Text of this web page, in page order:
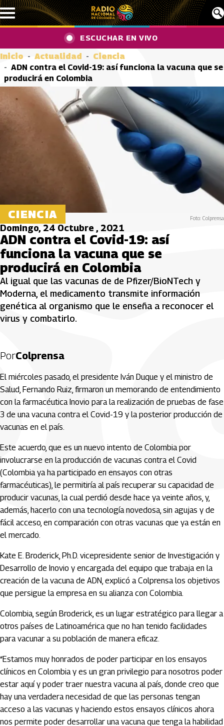
Pasar al contenido principal
ESCUCHAR EN VIVO
Inicio Actualidad
Ciencia
ADN contra el Covid-19: así funciona la vacuna que se
producirá en Colombia
CIENCIA Foto: Colprensa
Domingo, 24 Octubre , 2021
ADN contra el Covid-19: así
funciona la vacuna que se
producirá en Colombia
Al igual que las vacunas de de Pfizer/BioNTech y
Moderna, el medicamento transmite información
genética al organismo que le enseña a reconocer el
virus y combatirlo.
PorColprensa
El miércoles pasado, el presidente Iván Duque y el ministro de
Salud, Fernando Ruiz, firmaron un memorando de entendimiento
con la farmacéutica Inovio para la realización de pruebas de fase
3 de una vacuna contra el Covid-19 y la posterior producción de
vacunas en el país.
Este acuerdo, que es un nuevo intento de Colombia por
involucrarse en la producción de vacunas contra el Covid
(Colombia ya ha participado en ensayos con otras
farmacéuticas), le permitiría al país recuperar su capacidad de
producir vacunas, la cual perdió desde hace ya veinte años, y,
además, hacerlo con una tecnología novedosa, sin agujas y de
fácil acceso, en comparación con otras vacunas que ya están en
el mercado.
Kate E. Broderick, Ph.D. vicepresidente senior de Investigación y
Desarrollo de Inovio y encargada del equipo que trabaja en la
creación de la vacuna de ADN, explicó a Colprensa los objetivos
que persigue la empresa en su alianza con Colombia.
Colombia, según Broderick, es un lugar estratégico para llegar a
otros países de Latinoamérica que no han tenido facilidades
para vacunar a su población de manera eficaz.
“Estamos muy honrados de poder participar en los ensayos
clínicos en Colombia y es un gran privilegio para nosotros poder
estar aquí y poder traer nuestra vacuna al país, donde creo que
hay una verdadera necesidad de que las personas tengan
acceso a las vacunas y haciendo estos ensayos clínicos ahora
nos permite poder desarrollar una vacuna que tenga la habilidad